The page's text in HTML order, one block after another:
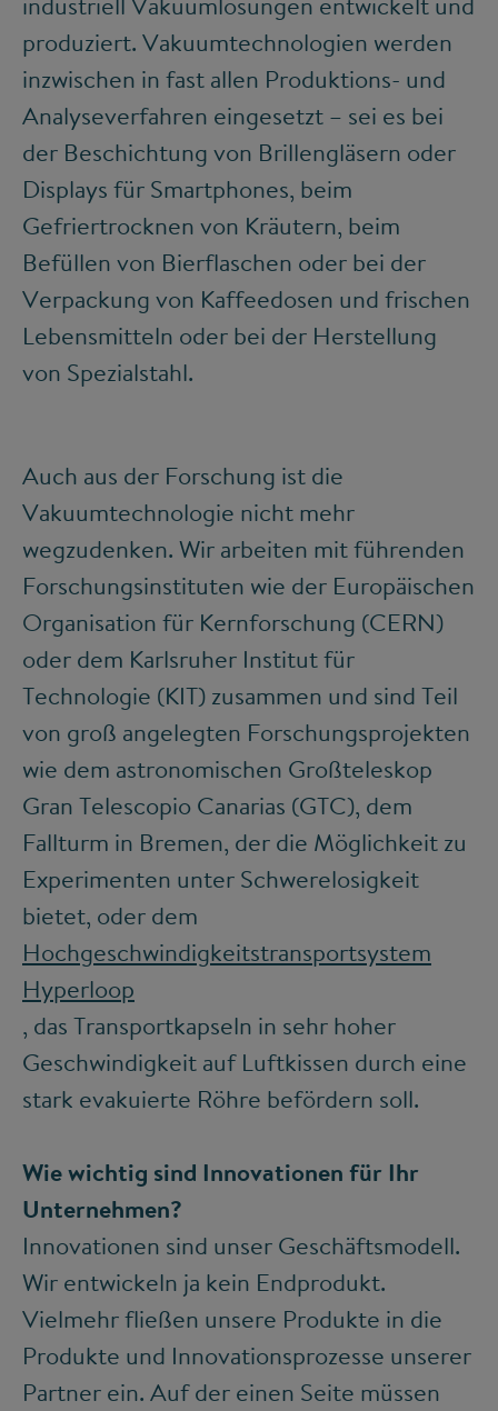
produziert. Vakuumtechnologien werden
inzwischen in fast allen Produktions- und
Analyseverfahren eingesetzt – sei es bei
der Beschichtung von Brillengläsern oder
Displays für Smartphones, beim
Gefriertrocknen von Kräutern, beim
Befüllen von Bierflaschen oder bei der
Verpackung von Kaffeedosen und frischen
Lebensmitteln oder bei der Herstellung
von Spezialstahl.
Auch aus der Forschung ist die
Vakuumtechnologie nicht mehr
wegzudenken. Wir arbeiten mit führenden
Forschungsinstituten wie der Europäischen
Organisation für Kernforschung (CERN)
oder dem Karlsruher Institut für
Technologie (KIT) zusammen und sind Teil
von groß angelegten Forschungsprojekten
wie dem astronomischen Großteleskop
Gran Telescopio Canarias (GTC), dem
Fallturm in Bremen, der die Möglichkeit zu
Experimenten unter Schwerelosigkeit
bietet, oder dem
Hochgeschwindigkeitstransportsystem
Hyperloop
, das Transportkapseln in sehr hoher
Geschwindigkeit auf Luftkissen durch eine
stark evakuierte Röhre befördern soll.
Wie wichtig sind Innovationen für Ihr
Unternehmen?
Innovationen sind unser Geschäftsmodell.
Wir entwickeln ja kein Endprodukt.
Vielmehr fließen unsere Produkte in die
Produkte und Innovationsprozesse unserer
Partner ein. Auf der einen Seite müssen